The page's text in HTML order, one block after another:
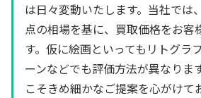
は日々変動いたします。当社では
点の相場を基に、買取価格をお客
す。仮に絵画といってもリトグラ
ーンなどでも評価方法が異なりま
こそきめ細かなご提案を心がけて